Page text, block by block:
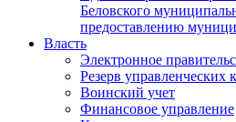
Беловского
предоставлению
Власть
Электронное
Резерв управленческих
Воинский учет
Финансовое управление